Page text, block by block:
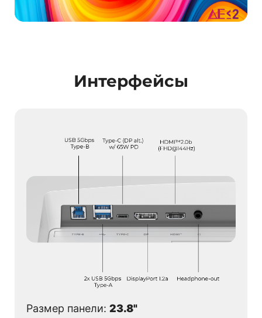
Интерфейсы
Размер панели: 23.8"